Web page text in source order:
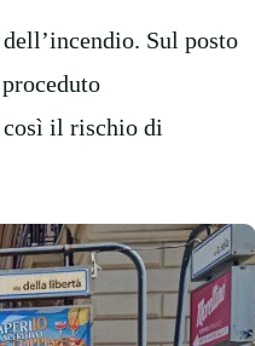
Sul posto
così il rischio di